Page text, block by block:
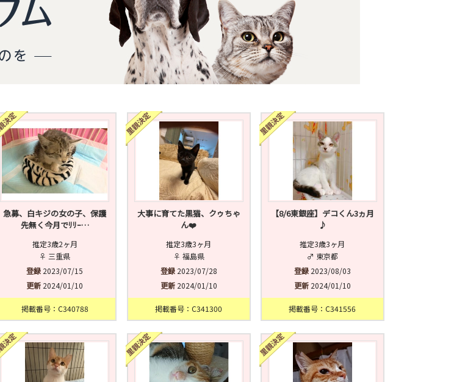
急募、白キジの女の子、保護
先無く今月でﾘﾘｰ…
推定3歳2ヶ月
♀ 三重県
登録 2023/07/15
更新 2024/01/10
掲載番号：C340788
大事に育てた黒猫、クゥちゃ
ん❤️
推定3歳3ヶ月
♀ 福島県
登録2023/07/28
更新2024/01/10
掲載番号：C341300
【8/6東銀座】デコくん3ヵ月
♪
推定3歳3ヶ月
♂ 東京都
登録2023/08/03
更新2024/01/10
掲載番号：C341556